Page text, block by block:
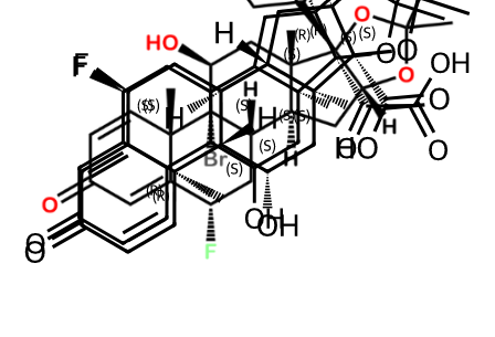
Flunisolide Related Compound B6a-
Fluoro-21-hydroxy-16,17-(1-methylethylidene)bis(oxy)-pregna-1,4-
diene-3,11,20-trione11-Keto Flunisolide1997-76-
(4R,8S,9S,13R,19S)-19-fluoro-8-(2-hydroxyacetyl)-6,6,9,13-
tetramethyl-5,7-dioxapentacyclo[10.8.0.02,9.04,8.013,18]icosa-
14,17-diene-11,16-dione AKOS037652870ES-2653
Produtos Relacionados
9 Alpha Br Flunisolide (RCD)
Em Estoque
Cat. No.